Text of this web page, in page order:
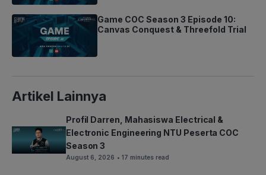
Game COC Season 3 Episode 10:
Canvas Conquest & Threefold Trial
Artikel Lainnya
Profil Darren, Mahasiswa Electrical &
Electronic Engineering NTU Peserta COC
Season 3
August 6, 2026 • 17 minutes read